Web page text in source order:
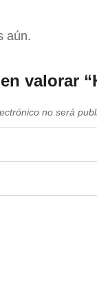
aún.
valorar
no será